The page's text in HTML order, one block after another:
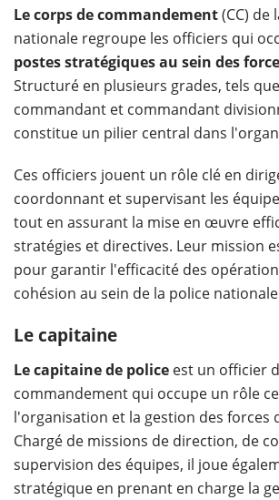
Le corps de commandement(CC) de
nationale regroupe les officiers qui
postes stratégiques au sein des
Structuré en plusieurs grades, tels
commandant et commandant
constitue un pilier central dans
Ces officiers jouent un rôle clé en
coordonnant et supervisant les
tout en assurant la mise en œuvre
stratégies et directives. Leur mission
pour garantir l'efficacité des
cohésion au sein de la police
Le capitaine
Le capitaine de police est un officier
commandement qui occupe un rôle
l'organisation et la gestion des forces
Chargé de missions de direction, de
supervision des équipes, il joue
stratégique en prenant en charge la